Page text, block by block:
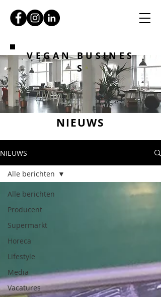
VEGAN BUSINES
S
NIEUWS
NIEUWS
Alle berichten
Producent
Supermarkt
Horeca
Lifestyle
Media
Vacatures
Alle berichten